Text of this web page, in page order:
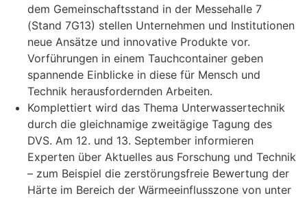
dem Gemeinschaftsstand in der Messehalle 7
(Stand 7G13) stellen Unternehmen und Institutionen
neue Ansätze und innovative Produkte vor.
Vorführungen in einem Tauchcontainer geben
spannende Einblicke in diese für Mensch und
Technik herausfordernden Arbeiten.
Komplettiert wird das Thema Unterwassertechnik
durch die gleichnamige zweitägige Tagung des
DVS. Am 12. und 13. September informieren
Experten über Aktuelles aus Forschung und Technik
– zum Beispiel die zerstörungsfreie Bewertung der
Härte im Bereich der Wärmeeinflusszone von unter